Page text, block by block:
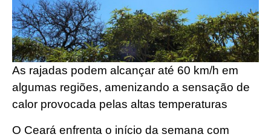
As rajadas podem alcançar até 60 km/h em
algumas regiões, amenizando a sensação de
calor provocada pelas altas temperaturas
O Ceará enfrenta o início da semana com